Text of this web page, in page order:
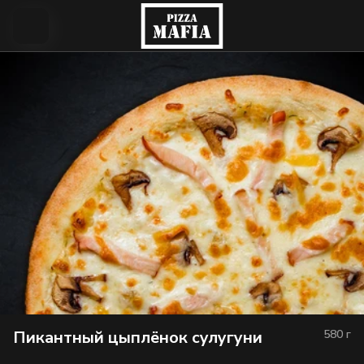
Пикантный цыплёнок сулугуни 580 г